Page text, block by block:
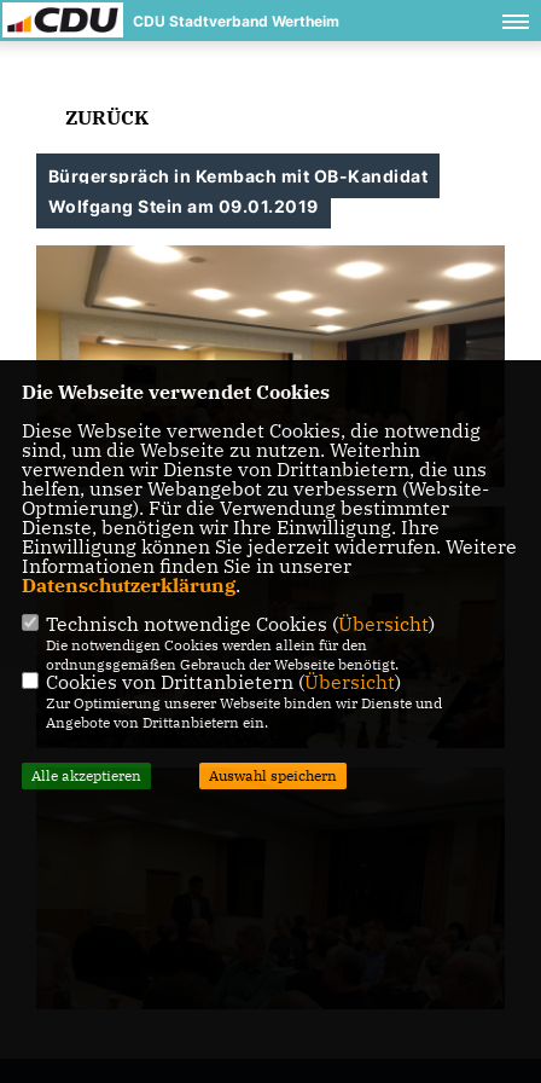
CDU Stadtverband Wertheim
ZURÜCK
Bürgerspräch in Kembach mit OB-Kandidat
Wolfgang Stein am 09.01.2019
Die Webseite verwendet Cookies
Diese Webseite verwendet Cookies, die notwendig
sind, um die Webseite zu nutzen. Weiterhin
verwenden wir Dienste von Drittanbietern, die uns
helfen, unser Webangebot zu verbessern (Website-
Optmierung). Für die Verwendung bestimmter
Dienste, benötigen wir Ihre Einwilligung. Ihre
Einwilligung können Sie jederzeit widerrufen. Weitere
Informationen finden Sie in unserer
Datenschutzerklärung.
Technisch notwendige Cookies (Übersicht)
Die notwendigen Cookies werden allein für den
ordnungsgemäßen Gebrauch der Webseite benötigt.
Cookies von Drittanbietern (Übersicht)
Zur Optimierung unserer Webseite binden wir Dienste und
Angebote von Drittanbietern ein.
Alle akzeptieren Auswahl speichern